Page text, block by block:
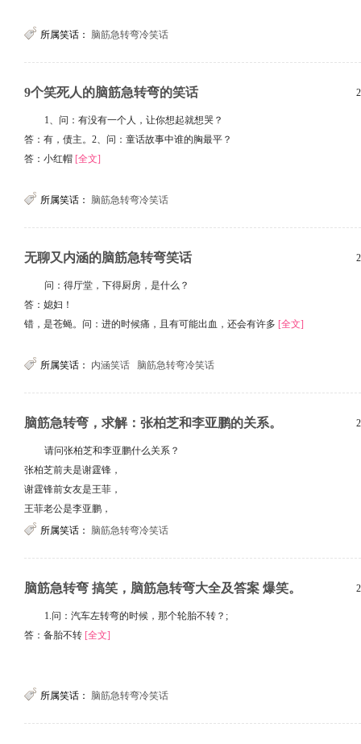
所属笑话： 脑筋急转弯冷笑话
9个笑死人的脑筋急转弯的笑话
1、问：有没有一个人，让你想起就想哭？
答：有，债主。2、问：童话故事中谁的胸最平？
答：小红帽 [全文]
所属笑话： 脑筋急转弯冷笑话
无聊又内涵的脑筋急转弯笑话
问：得厅堂，下得厨房，是什么？
答：媳妇！
错，是苍蝇。问：进的时候痛，且有可能出血，还会有许多 [全文]
所属笑话： 内涵笑话 脑筋急转弯冷笑话
脑筋急转弯，求解：张柏芝和李亚鹏的关系。
请问张柏芝和李亚鹏什么关系？
张柏芝前夫是谢霆锋，
谢霆锋前女友是王菲，
王菲老公是李亚鹏，
[全文]所属笑话： 脑筋急转弯冷笑话
脑筋急转弯 搞笑，脑筋急转弯大全及答案 爆笑。
1.问：汽车左转弯的时候，那个轮胎不转？;
答：备胎不转 [全文]
所属笑话： 脑筋急转弯冷笑话